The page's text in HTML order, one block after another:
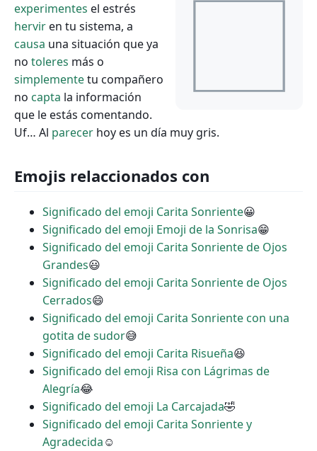
experimentes el estrés
herviren tu sistema, a
causa una situación que ya
no toleres más o
simplementetu compañero
no capta la información
que le estás comentando.
Uf… Al parecer hoy es un día muy gris.
Emojis relaccionados con
Significado del emoji Carita Sonriente😀
Significado del emoji Emoji de la Sonrisa😁
Significado del emoji Carita Sonriente de Ojos
Grandes😃
Significado del emoji Carita Sonriente de Ojos
Cerrados😄
Significado del emoji Carita Sonriente con una
gotita de sudor😅
Significado del emoji Carita Risueña😆
Significado del emoji Risa con Lágrimas de
Alegría😂
Significado del emoji La Carcajada🤣
Significado del emoji Carita Sonriente y
Agradecida☺